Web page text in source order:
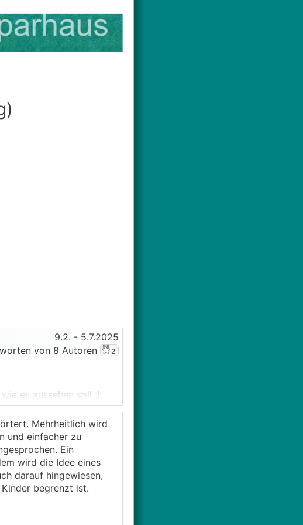
9.2. - 5.7.2025
von 8 Autoren
2
es aussehen soll ;).
Teil unseres
ausgesucht .2 Eichen
Baum geklemmt
Klemmung dauernd
Am wenigsten soll
Bolzen kosten jedoch
am
haltet ihr von der Idee
Mehrheitlich wird
und einfacher zu
Ein
wird die Idee eines
darauf hingewiesen,
begrenzt ist.